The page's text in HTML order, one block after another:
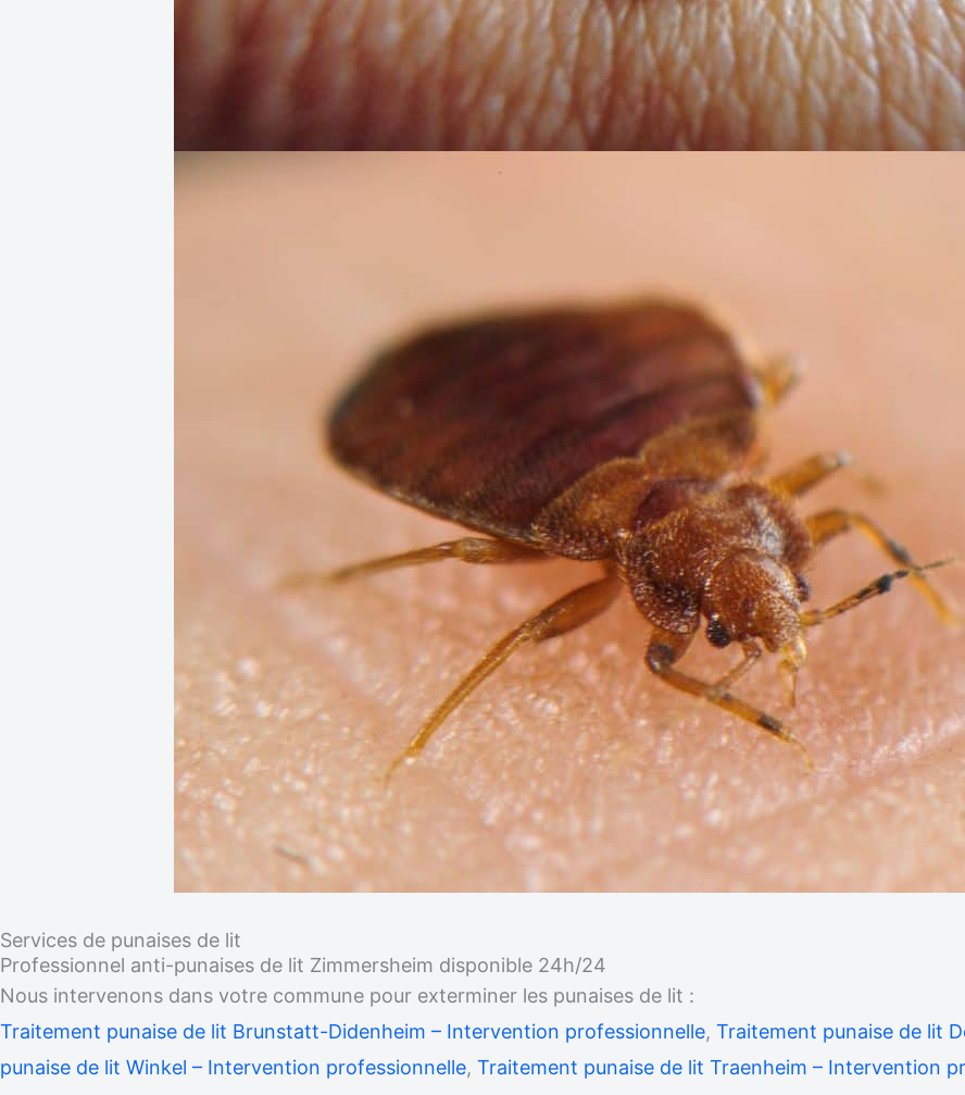
Services de punaises de lit
Professionnel anti-punaises de lit Zimmersheim disponible 24h/24
Nous intervenons dans votre commune pour exterminer les punaises de lit :
Traitement punaise de lit Brunstatt-Didenheim – Intervention professionnelle, Traitement punaise de lit
punaise de lit Winkel – Intervention professionnelle, Traitement punaise de lit Traenheim – Intervention